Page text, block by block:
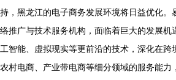
持，黑龙江的电子商务发展环境将日益优化。
络推广与技术服务机构，面临着巨大的发展机
工智能、虚拟现实等更前沿的技术，深化在跨
农村电商、产业带电商等细分领域的服务能力